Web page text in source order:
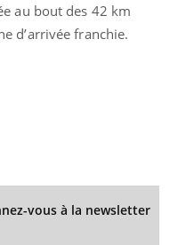
au bout des 42 km
d’arrivée franchie.
vous à la newsletter